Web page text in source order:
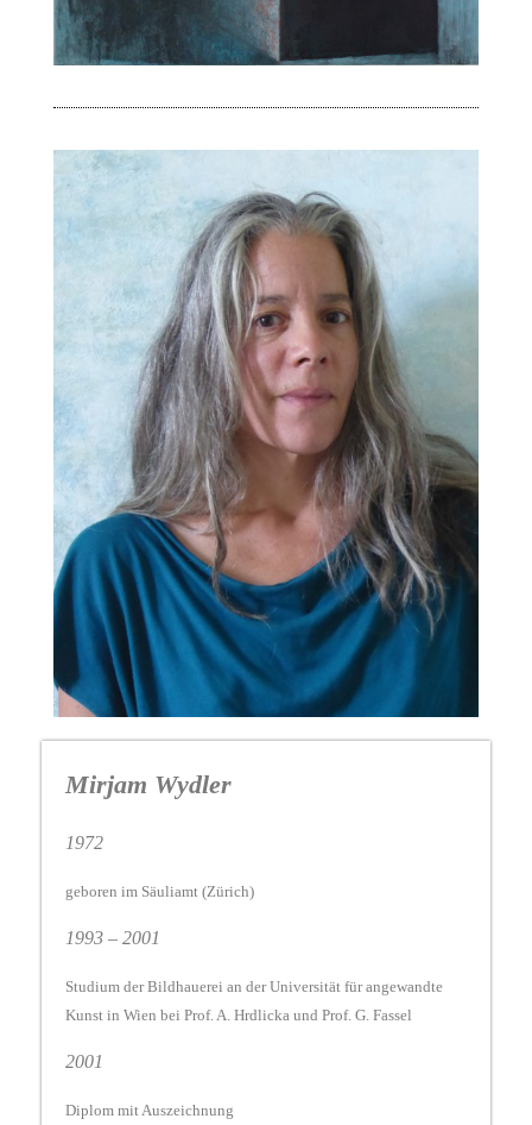
Mirjam Wydler
1972
geboren im Säuliamt (Zürich)
1993 – 2001
Studium der Bildhauerei an der Universität für angewandte
Kunst in Wien bei Prof. A. Hrdlicka und Prof. G. Fassel
2001
Diplom mit Auszeichnung